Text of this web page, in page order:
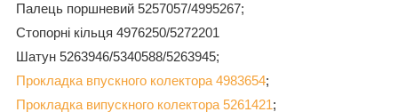
Палець поршневий 5257057/4995267;
Стопорні кільця 4976250/5272201
Шатун 5263946/5340588/5263945;
Прокладка впускного колектора 4983654;
Прокладка випускного колектора 5261421;